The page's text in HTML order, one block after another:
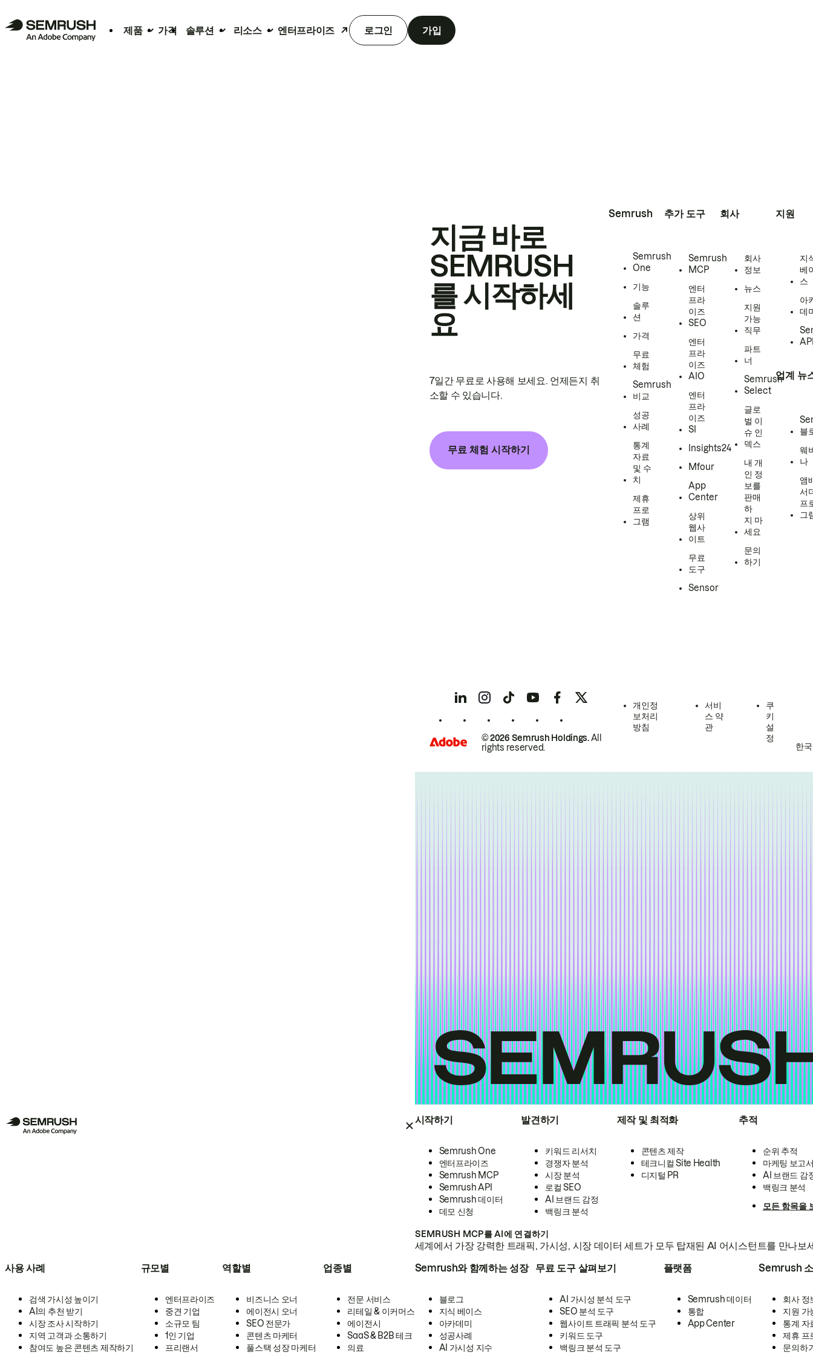
제품 가격 솔루션 리소스 엔터프라이즈 로그인 가입
시작하기
Semrush One
엔터프라이즈
Semrush MCP
Semrush API
Semrush 데이터
데모 신청
발견하기
키워드 리서치
경쟁자 분석
시장 분석
로컬 SEO
AI 브랜드 감정
백링크 분석
제작 및 최적화
콘텐츠 제작
테크니컬 Site Health
디지털 PR
추적
순위 추적
마케팅 보고
AI 브랜드 감
백링크 분석
모든 항목을
SEMRUSH MCP를 AI에 연결하기
세계에서 가장 강력한 트래픽, 가시성, 시장 데이터 세트가 모두 탑재된 AI 어시스턴트를 만나보
사용 사례
검색 가시성 높이기
AI의 추천 받기
시장 조사 시작하기
지역 고객과 소통하기
참여도 높은 콘텐츠 제작하기
규모별
엔터프라이즈
중견 기업
소규모 팀
1인 기업
프리랜서
역할별
비즈니스 오너
에이전시 오너
SEO 전문가
콘텐츠 마케터
풀스택 성장 마케터
업종별
전문 서비스
리테일 & 이커머스
에이전시
SaaS & B2B 테크
의료
Semrush와 함께하는 성장
블로그
지식 베이스
아카데미
성공사례
AI 가시성 지수
무료 도구 살펴보기
AI 가시성 분석 도구
SEO 분석 도구
웹사이트 트래픽 분석 도구
키워드 도구
백링크 분석 도구
플랫폼
Semrush 데이터
통합
App Center
Semrush
회사 정
지원 가
통계 자
제휴 프
문의하
지금 바로
SEMRUSH
를 시작하세
요
7일간 무료로 사용해 보세요. 언제든지 취
소할 수 있습니다.
무료 체험 시작하기
Semrush
Semrush
One
기능
솔루
션
가격
무료
체험
Semrush
비교
성공
사례
통계
자료
및 수
치
제휴
프로
그램
추가 도구
Semrush
MCP
엔터
프라
이즈
SEO
엔터
프라
이즈
AIO
엔터
프라
이즈
SI
Insights24
Mfour
App
Center
상위
웹사
이트
무료
도구
Sensor
회사
회사
정보
뉴스
지원
가능
직무
파트
너
Semrush
Select
글로
벌 이
슈 인
덱스
내 개
인 정
보를
판매
하
지 마
세요
문의
하기
지원
지
베
스
아
데
업계 뉴
블
웨
나
앰
서
프
그
© 2026 Semrush Holdings.All
rights reserved.
개인정
보처리
방침
서비
스 약
관
쿠
키
설
정
한